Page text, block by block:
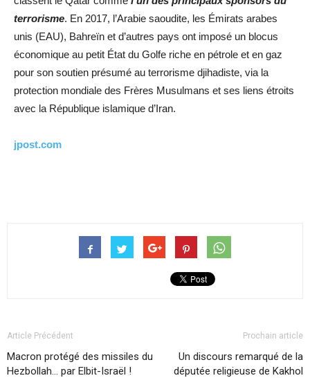
terrorisme. En 2017, l’Arabie saoudite, les Émirats arabes
unis (EAU), Bahreïn et d’autres pays ont imposé un blocus
économique au petit État du Golfe riche en pétrole et en gaz
pour son soutien présumé au terrorisme djihadiste, via la
protection mondiale des Frères Musulmans et ses liens étroits
avec la République islamique d’Iran.
jpost.com
Article Précédent
Macron protégé des missiles du
Hezbollah… par Elbit-Israël !
Prochain article
Un discours remarqué de la
députée religieuse de Kakhol